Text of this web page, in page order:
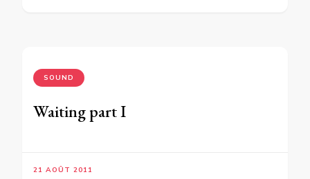
SOUND
Waiting part I
21 AOÛT 2011